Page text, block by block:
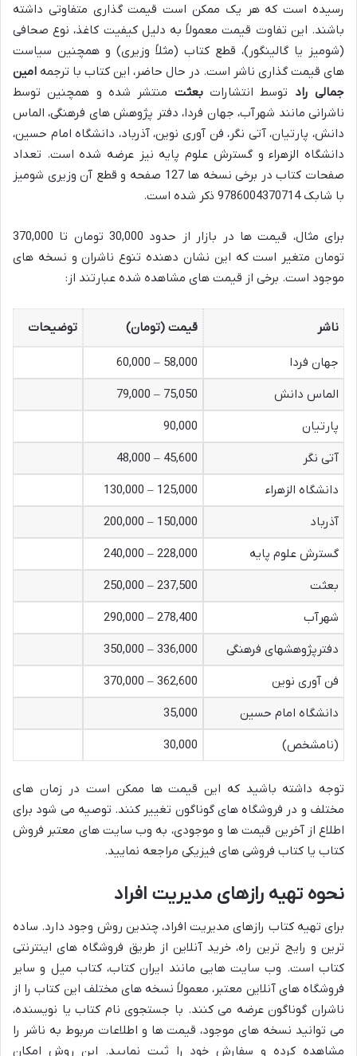
رسیده است که هر یک ممکن است قیمت گذاری متفاوتی داشته
باشند. این تفاوت قیمت معمولاً به دلیل کیفیت کاغذ، نوع صحافی
(شومیز یا گالینگور)، قطع کتاب (مثلاً وزیری) و همچنین سیاست
های قیمت گذاری ناشر است. در حال حاضر، این کتاب با ترجمه امین
جمالی راد توسط انتشاراتبعثت منتشر شده و همچنین توسط
ناشرانی مانند شهرآب، جهان فردا، دفتر پژوهش های فرهنگی، الماس
دانش، پارتیان، آتی نگر، فن آوری نوین، آذرباد، دانشگاه امام حسین،
دانشگاه الزهراء و گسترش علوم پایه نیز عرضه شده است. تعداد
صفحات کتاب در برخی نسخه ها 127 صفحه و قطع آن وزیری شومیز
با شابک 9786004370714 ذکر شده است.
برای مثال، قیمت ها در بازار از حدود 30,000 تومان تا 370,000
تومان متغیر است که این نشان دهنده تنوع ناشران و نسخه های
موجود است. برخی از قیمت های مشاهده شده عبارتند از:
ناشر قیمت (تومان) توضیحات
جهان فردا
58,000 – 60,000
الماس دانش
75,050 – 79,000
پارتیان
90,000
آتی نگر
45,600 – 48,000
دانشگاه الزهراء
125,000 – 130,000
آذرباد
150,000 – 200,000
گسترش علوم پایه
228,000 – 240,000
بعثت
237,500 – 250,000
شهرآب
278,400 – 290,000
دفترپژوهشهای فرهنگی
336,000 – 350,000
فن آوری نوین
362,600 – 370,000
دانشگاه امام حسین
35,000
(نامشخص)
30,000
توجه داشته باشید که این قیمت ها ممکن است در زمان های
مختلف و در فروشگاه های گوناگون تغییر کنند. توصیه می شود برای
اطلاع از آخرین قیمت ها و موجودی، به وب سایت های معتبر فروش
کتاب یا کتاب فروشی های فیزیکی مراجعه نمایید.
نحوه تهیه رازهای مدیریت افراد
برای تهیه کتاب رازهای مدیریت افراد، چندین روش وجود دارد. ساده
ترین و رایج ترین راه، خرید آنلاین از طریق فروشگاه های اینترنتی
کتاب است. وب سایت هایی مانند ایران کتاب، کتاب میل و سایر
فروشگاه های آنلاین معتبر، معمولاً نسخه های مختلف این کتاب را از
ناشران گوناگون عرضه می کنند. با جستجوی نام کتاب یا نویسنده،
می توانید نسخه های موجود، قیمت ها و اطلاعات مربوط به ناشر را
مشاهده کرده و سفارش خود را ثبت نمایید. این روش امکان